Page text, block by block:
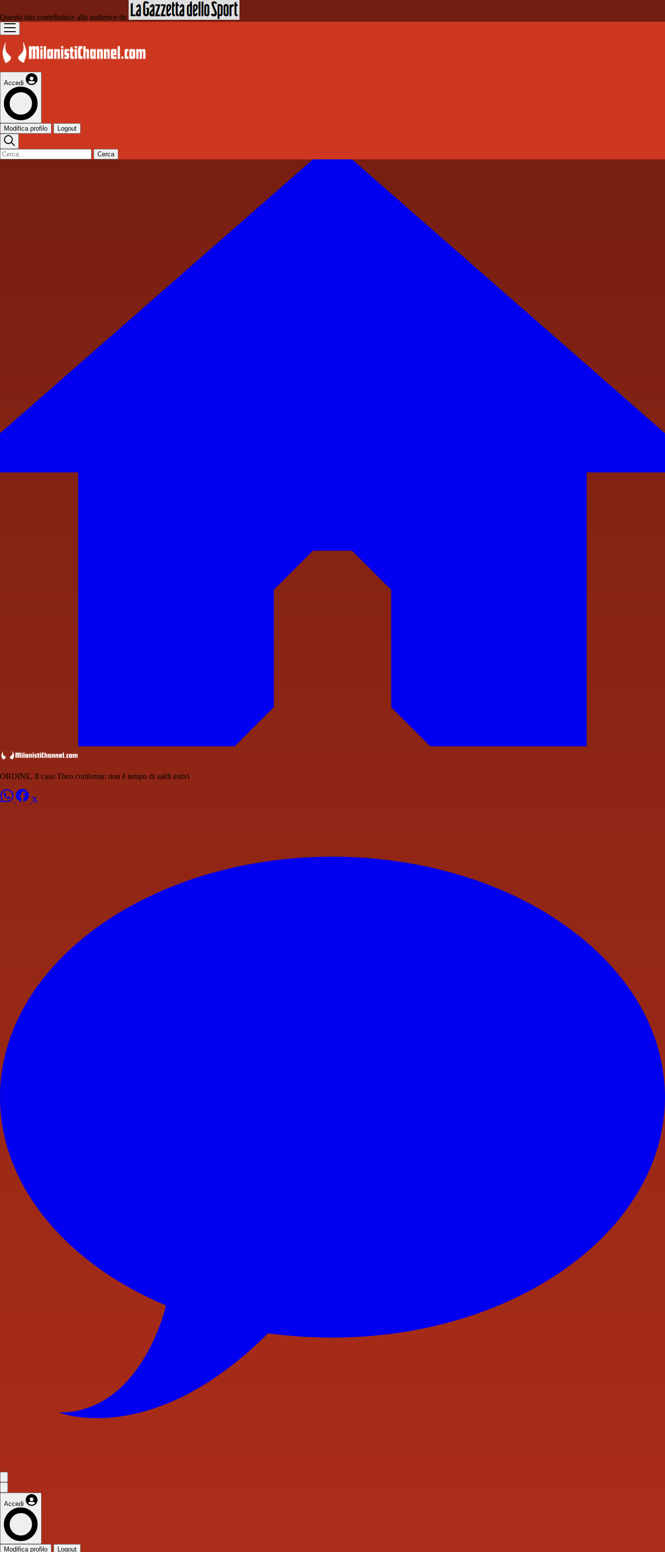
Questo sito contribuisce alla audience de
Accedi
Modifica profilo Logout
Cerca
ORDINE, Il caso Theo conferma: non è tempo di saldi estivi
Accedi
Modifica profilo Logout